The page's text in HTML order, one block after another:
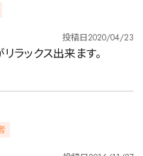
投稿日2020/04/23
ラックス出来ます。